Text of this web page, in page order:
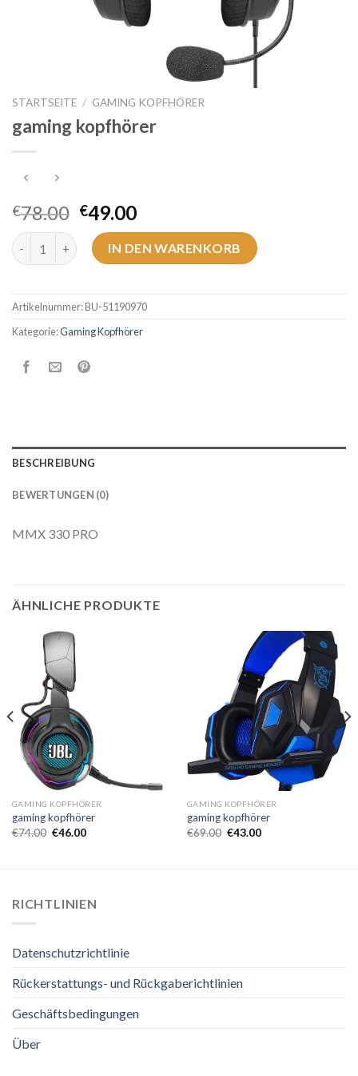
STARTSEITE / GAMING KOPFHÖRER
gaming kopfhörer
€78.00 €49.00
gaming kopfhörer MengeIN DEN WARENKORB
Artikelnummer:BU-51190970
Kategorie:Gaming Kopfhörer
BESCHREIBUNG
BEWERTUNGEN (0)
MMX 330 PRO
ÄHNLICHE PRODUKTE
GAMING KOPFHÖRER
gaming kopfhörer
€74.00 €46.00
GAMING KOPFHÖRER
gaming kopfhörer
€69.00 €43.00
RICHTLINIEN
Datenschutzrichtlinie
Rückerstattungs- und Rückgaberichtlinien
Geschäftsbedingungen
Über